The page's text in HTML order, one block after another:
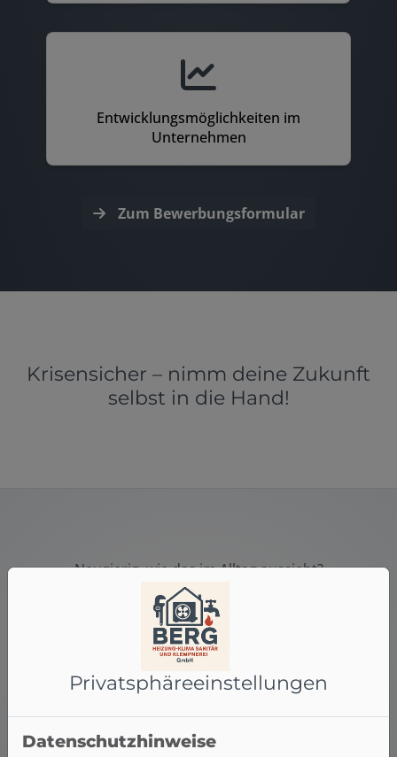
Entwicklungsmöglichkeiten im
Unternehmen
Zum Bewerbungsformular
Krisensicher – nimm deine Zukunft
selbst in die Hand!
Neugierig, wie das im Alltag aussieht?
Mach ein Schnupperpraktikum.
Wir bieten dir die Möglichkeit in unseren Betrieb im
Rahmen eines Praktikums hineinzuschauen. Wir freuen
uns auf deine Bewerbung über unser Kontaktformular.
Zum Bewerbungsformular
Privatsphäre­einstellungen
Datenschutzhinweise